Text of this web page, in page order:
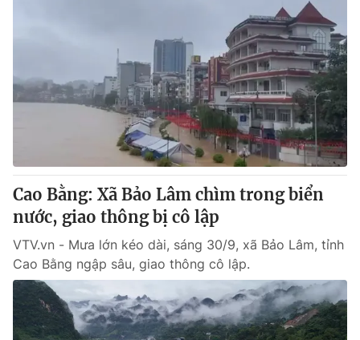
Cao Bằng: Xã Bảo Lâm chìm trong biển
nước, giao thông bị cô lập
VTV.vn - Mưa lớn kéo dài, sáng 30/9, xã Bảo Lâm, tỉnh
Cao Bằng ngập sâu, giao thông cô lập.